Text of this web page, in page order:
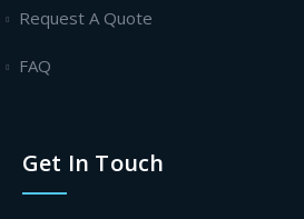
Request A Quote
FAQ
Get In Touch